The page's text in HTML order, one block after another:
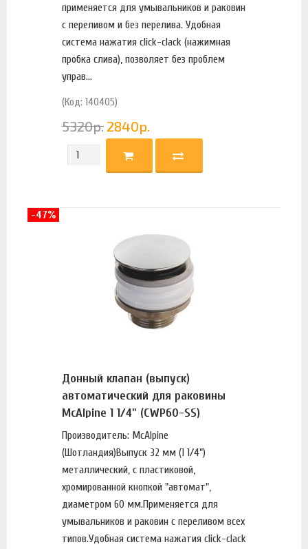
применяется для умывальников и раковин
с переливом и без перелива. Удобная
система нажатия click-clack (нажимная
пробка слива), позволяет без проблем
управ...
(Код: 140405)
5320р. 2840р.
Донный клапан (выпуск)
автоматический для раковины
McAlpine 1 1/4" (CWP60-SS)
Производитель: McAlpine
(Шотландия)Выпуск 32 мм (1 1/4")
металлический, с пластиковой,
хромированной кнопкой "автомат",
диаметром 60 мм.Применяется для
умывальников и раковин с переливом всех
типов.Удобная система нажатия click-clack
-47%